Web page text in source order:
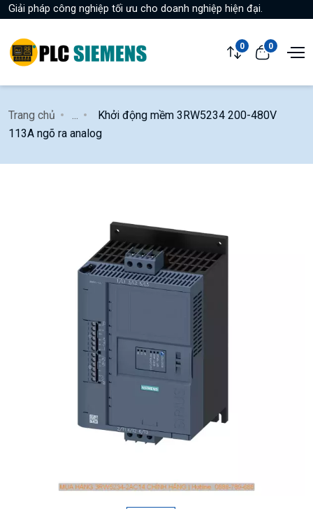
Giải pháp công nghiệp tối ưu cho doanh nghiệp hiện đại.
0 0
Trang chủ
Khởi động mềm 3RW5234 200-480V
113A ngõ ra analog